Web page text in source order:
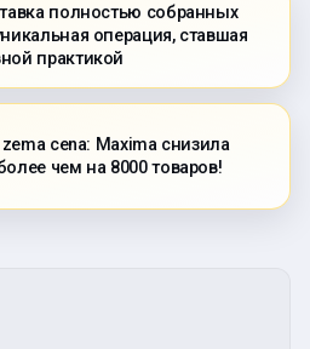
полностью собранных
операция, ставшая
практикой
cena: Maxima снизила
чем на 8000 товаров!